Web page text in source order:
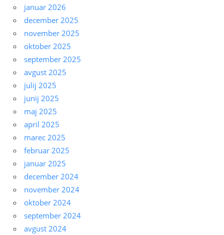
januar 2026
december 2025
november 2025
oktober 2025
september 2025
avgust 2025
julij 2025
junij 2025
maj 2025
april 2025
marec 2025
februar 2025
januar 2025
december 2024
november 2024
oktober 2024
september 2024
avgust 2024